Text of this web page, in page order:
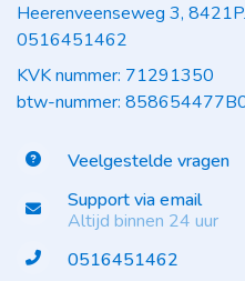
Heerenveenseweg 3,
0516451462
KVK nummer: 71291350
btw-nummer:
Veelgestelde vragen
Support via email
Altijd binnen 24 uur
0516451462